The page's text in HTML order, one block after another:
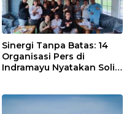
Sinergi Tanpa Batas: 14
Organisasi Pers di
Indramayu Nyatakan Solid